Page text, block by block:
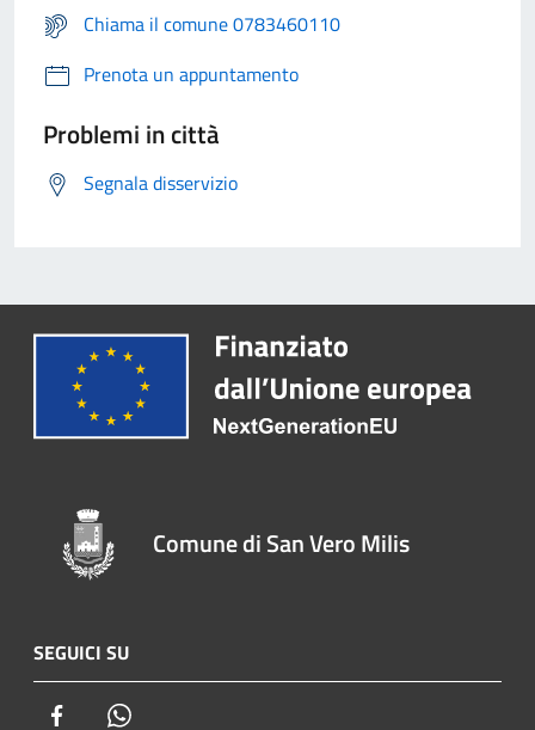
Chiama il comune 0783460110
Prenota un appuntamento
Problemi in città
Segnala disservizio
Comune di San Vero Milis
SEGUICI SU
Facebook